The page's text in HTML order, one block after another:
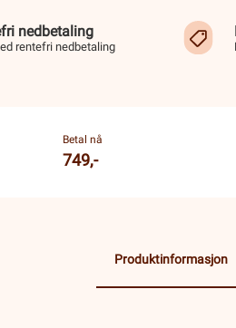
nedbetaling
rentefri nedbetaling
Betal nå
749,-
Produktinformasjon